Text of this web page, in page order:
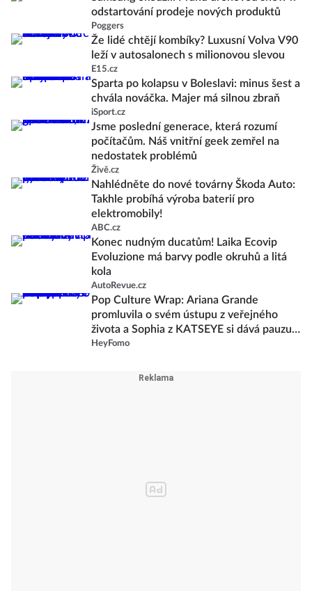
odstartování prodeje nových produktů
Poggers
Že lidé chtějí kombíky? Luxusní Volva V90
leží v autosalonech s milionovou slevou
E15.cz
Sparta po kolapsu v Boleslavi: minus šest a
chvála nováčka. Majer má silnou zbraň
iSport.cz
Jsme poslední generace, která rozumí
počítačům. Náš vnitřní geek zemřel na
nedostatek problémů
Živě.cz
Nahlédněte do nové továrny Škoda Auto:
Takhle probíhá výroba baterií pro
elektromobily!
ABC.cz
Konec nudným ducatům! Laika Ecovip
Evoluzione má barvy podle okruhů a litá
kola
AutoRevue.cz
Pop Culture Wrap: Ariana Grande
promluvila o svém ústupu z veřejného
života a Sophia z KATSEYE si dává pauzu
od skupiny
HeyFomo